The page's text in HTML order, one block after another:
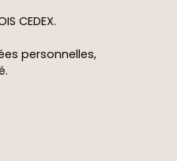
CEDEX.
personnelles,
.